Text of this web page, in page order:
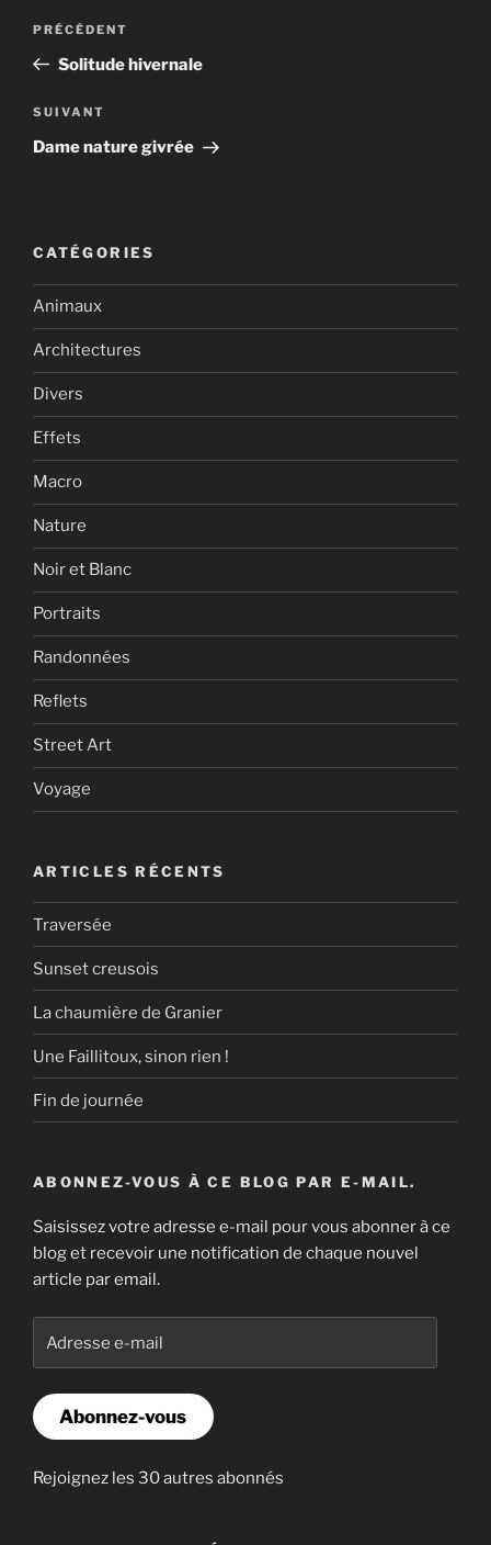
Navigation
l’article
Article
précédent
PRÉCÉDENT
Solitude hivernale
Article
suivant
SUIVANT
Dame nature givrée
CATÉGORIES
Animaux
Architectures
Divers
Effets
Macro
Nature
Noir et Blanc
Portraits
Randonnées
Reflets
Street Art
Voyage
ARTICLES RÉCENTS
Traversée
Sunset creusois
La chaumière de Granier
Une Faillitoux, sinon rien !
Fin de journée
ABONNEZ-VOUS À CE BLOG PAR E-MAIL.
Saisissez votre adresse e-mail pour vous abonner à ce
blog et recevoir une notification de chaque nouvel
article par email.
e-
Abonnez-vous
Rejoignez les 30 autres abonnés